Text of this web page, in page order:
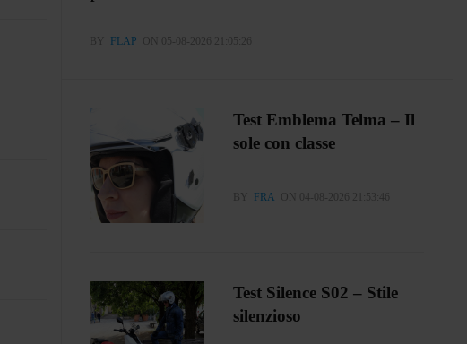
BY FLAP ON 05-08-2026 21:05:26
Test Emblema Telma – Il
sole con classe
BY FRA ON 04-08-2026 21:53:46
Test Silence S02 – Stile
silenzioso